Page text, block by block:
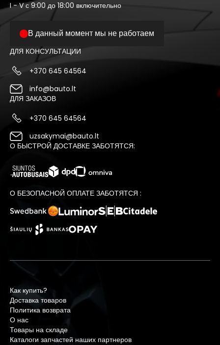
I - V с 9:00 до 18:00 включительно
В данный момент мы не работаем
ДЛЯ КОНСУЛЬТАЦИИ
+370 645 64564
info@bauto.lt
ДЛЯ ЗАКАЗОВ
+370 645 64564
uzsakymai@bauto.lt
О БЫСТРОЙ ДОСТАВКЕ ЗАБОТЯТСЯ:
О БЕЗОПАСНОЙ ОПЛАТЕ ЗАБОТЯТСЯ :
Как купить?
Доставка товаров
Политика возврата
О нас
Товары на складе
Каталоги запчастей наших партнеров